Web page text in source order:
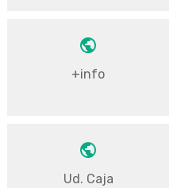
+info
Ud. Caja